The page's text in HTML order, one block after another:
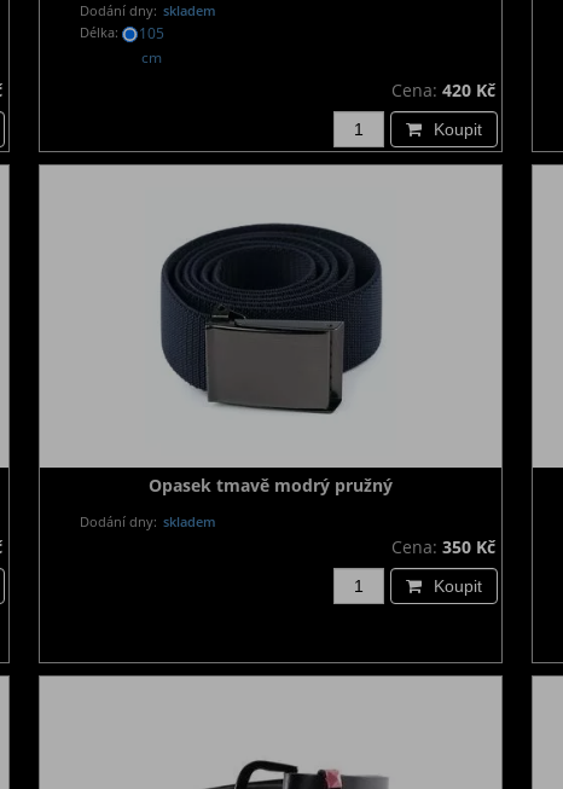
Dodání dny: skladem
Délka:
105
cm
Cena: 420 Kč
Koupit
Opasek tmavě modrý pružný
Dodání dny: skladem
Cena: 350 Kč
Koupit